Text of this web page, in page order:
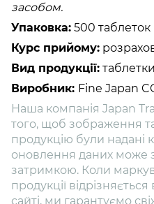
засобом.
Упаковка: 500 таблеток
Курс прийому:
Вид продукції: таблетки
Виробник: Fine Japan
Наша компанія Japan
того, щоб зображення
продукцію були надані
оновлення даних може
затримкою. Коли
продукції
сайті, ми гарантуємо